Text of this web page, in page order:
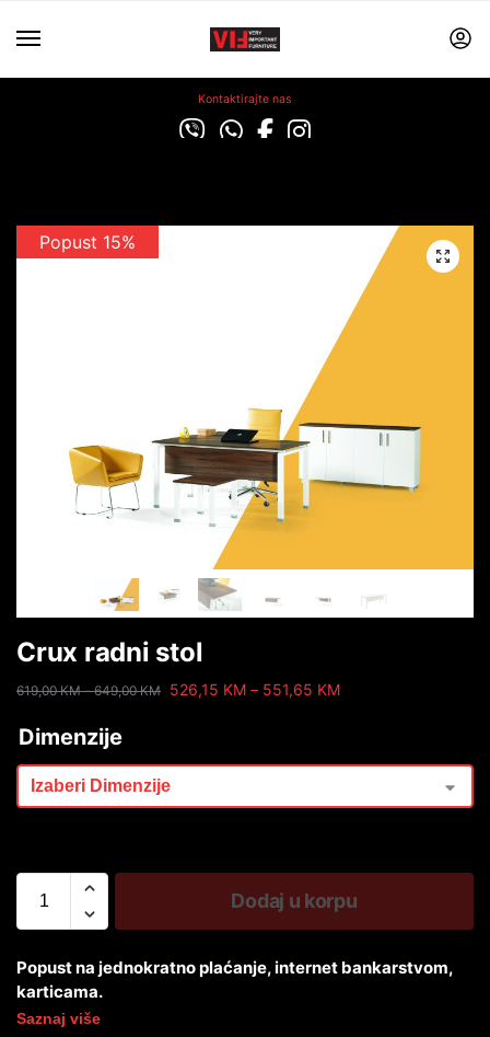
Kontaktirajte nas
Popust 15%
Crux radni stol
619,00KM – 649,00KM 526,15 KM – 551,65 KM
Dimenzije
Dodaj u korpu
Popust na jednokratno plaćanje, internet bankarstvom,
karticama.
Saznaj više